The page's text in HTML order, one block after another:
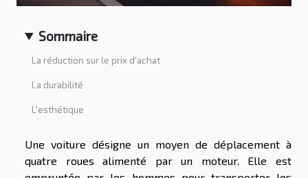
Sommaire
La réduction sur le prix d'achat
La durabilité
L'esthétique
Une voiture désigne un moyen de déplacement à
quatre roues alimenté par un moteur. Elle est